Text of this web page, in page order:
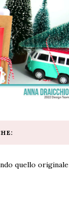
quello originale